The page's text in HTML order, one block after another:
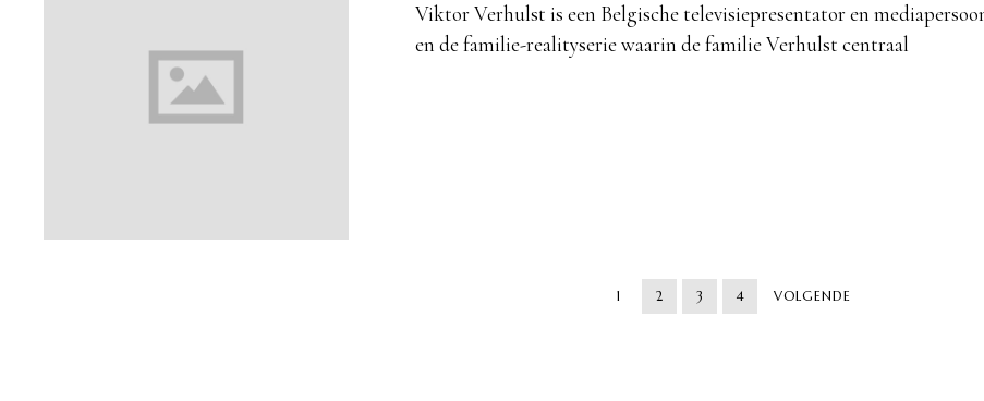
Viktor Verhulst is een Belgische televisiepresentator en
en de familie-realityserie waarin de familie Verhulst centraal
1 2 3 4 VOLGENDE